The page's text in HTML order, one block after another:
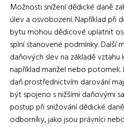
Možnosti snížení dědické daně
úlev a osvobození. Například při
bytu mohou dědicové uplatnit
splní stanovené podmínky. Další
daňových slev na základě vztahu
například manžel nebo
daň prostřednictvím darování
být spojeno s nižšími daňovými
postup při snižování dědické
odborníky, jako jsou právníci